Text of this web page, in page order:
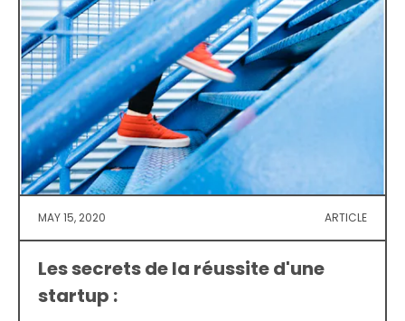
MAY 15, 2020 ARTICLE
Les secrets de la réussite d'une
startup :